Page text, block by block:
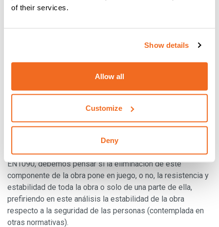
of their services.
Show details
Allow all
Customize
Deny
Los componentes estructurales de acero y aluminio
, que implica el trabajo que
) y el marcado CE de los propios
productos para su libre circulación en territorio europeo.
La obligación del marcado CE según la norma EN 1090
comenzó el 1 de julio de 2014.
Para entender en términos prácticos si un producto de
carpintería está sujeto al marcado CE basado en la norma
EN1090, debemos pensar si la eliminación de este
componente de la obra pone en juego, o no, la resistencia y
estabilidad de toda la obra o solo de una parte de ella,
prefiriendo en este análisis la estabilidad de la obra
respecto a la seguridad de las personas (contemplada en
otras normativas).